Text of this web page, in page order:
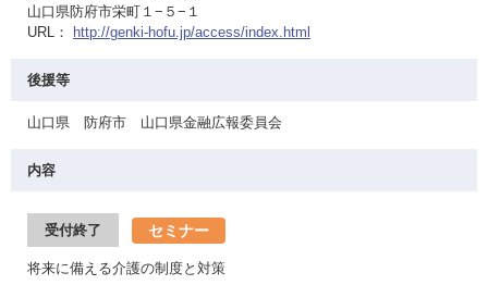
山口県防府市栄町１−５−１
URL：
http://genki-hofu.jp/access/index.html
後援等
山口県 防府市 山口県金融広報委員会
内容
受付終了 セミナー
将来に備える介護の制度と対策